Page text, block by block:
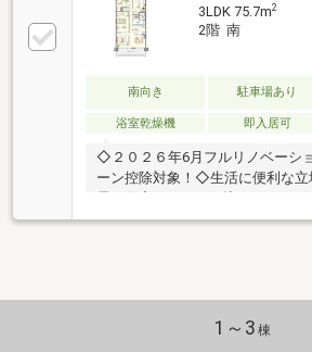
3LDK 75.7m2
2階 南
南向き 駐車場あり
浴室乾燥機
即入居可
◇２０２６年6月フルリノベーシ
ーン控除対象！◇生活に便利な立
電、住宅ローンに組込めます／
約、ご質問・お問合せはこちら
【主なリノベーション内容】・
ニットバス、トイレ交換・洗面
換・クロス、フローリング貼替
1～3 棟